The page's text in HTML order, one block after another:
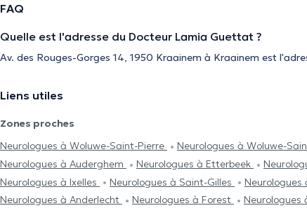
FAQ
Quelle est l'adresse du Docteur Lamia Guettat ?
Av. des Rouges-Gorges 14, 1950 Kraainem à Kraainem est
Liens utiles
Zones proches
Neurologues à Woluwe-Saint-Pierre
Neurologues à Woluwe-
Neurologues à Auderghem
Neurologues à Etterbeek
Neurologues à Ixelles
Neurologues à Saint-Gilles
Neurologues
Neurologues à Anderlecht
Neurologues à Forest Neurologues